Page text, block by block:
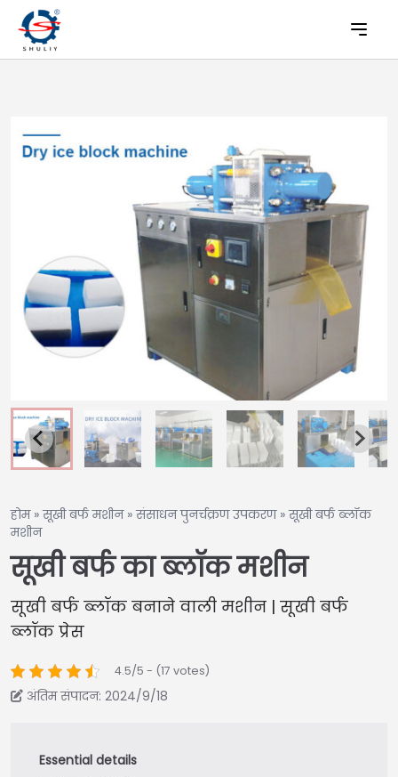
होम»सूखी बर्फ मशीन»संसाधन पुनर्चक्रण उपकरण»सूखी बर्फ ब्लॉक
मशीन
सूखी बर्फ का ब्लॉक मशीन
सूखी बर्फ ब्लॉक बनाने वाली मशीन | सूखी बर्फ
ब्लॉक प्रेस
4.5/5 - (17 votes)
अंतिम संपादन: 2024/9/18